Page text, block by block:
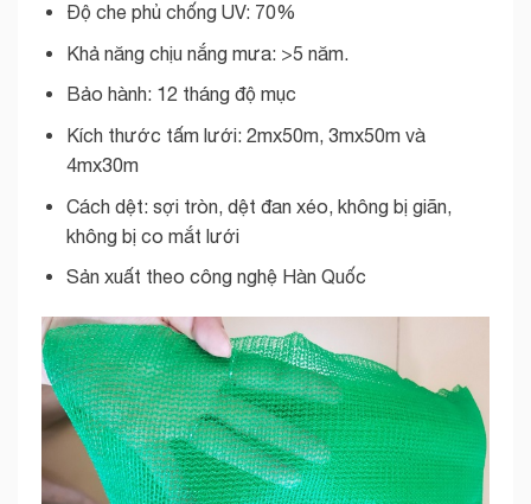
Độ che phủ chống UV: 70%
Khả năng chịu nắng mưa: >5 năm.
Bảo hành: 12 tháng độ mục
Kích thước tấm lưới: 2mx50m, 3mx50m và
4mx30m
Cách dệt: sợi tròn, dệt đan xéo, không bị giãn,
không bị co mắt lưới
Sản xuất theo công nghệ Hàn Quốc